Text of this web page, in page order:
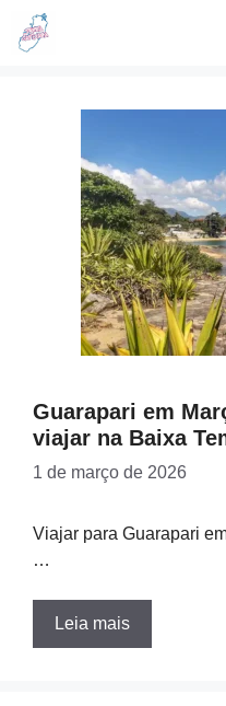
Skip
Guarapari em
viajar na Baixa
1 de março de 2026
Viajar para Guarapari
…
Leia mais